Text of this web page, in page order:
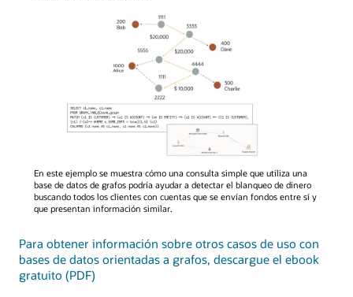
que
ilustra
una
de
base
de
En este ejemplo se muestra cómo una consulta simple que utiliza una
base de datos de grafos podría ayudar a detectar el blanqueo de dinero
buscando todos los clientes con cuentas que se envían fondos entre sí y
que presentan información similar.
Para obtener información sobre otros casos de uso con
bases de datos orientadas a grafos, descargue el ebook
gratuito (PDF)